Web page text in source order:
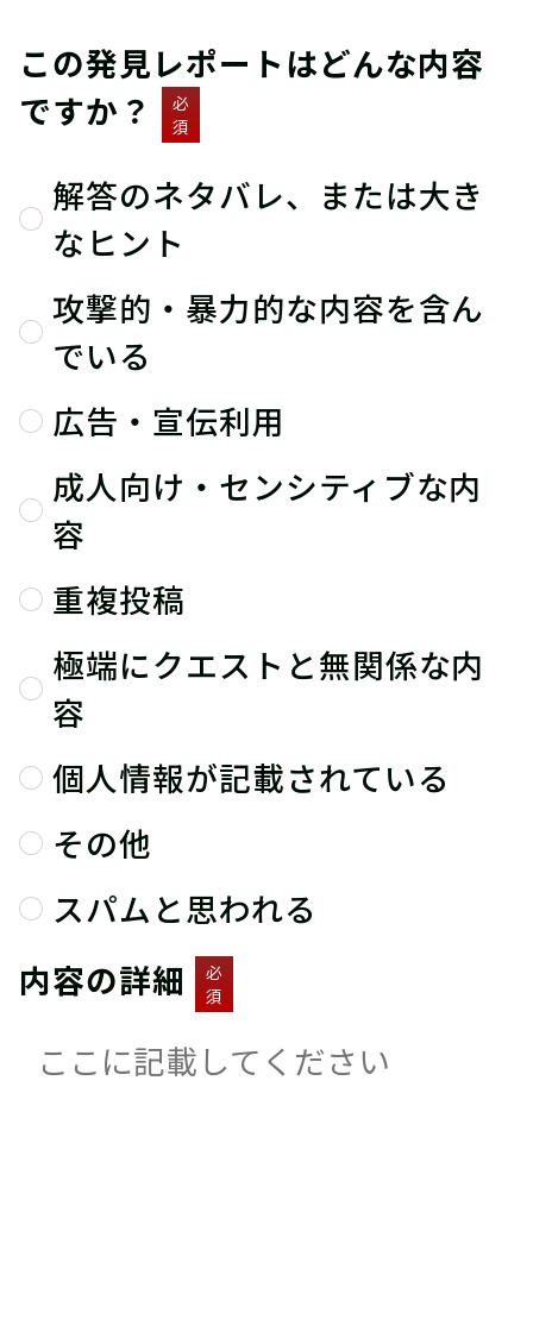
この発見レポートはどんな内容
ですか？
必
須
解答のネタバレ、または大き
なヒント
攻撃的・暴力的な内容を含ん
でいる
広告・宣伝利用
成人向け・センシティブな内
容
重複投稿
極端にクエストと無関係な内
容
個人情報が記載されている
その他
スパムと思われる
内容の詳細
必
須